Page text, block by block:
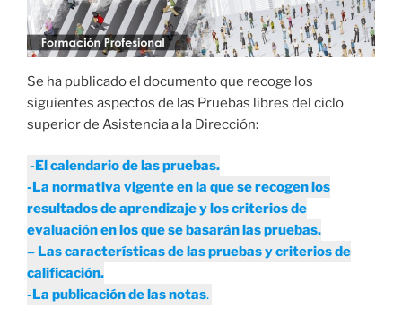
Se ha publicado el documento que recoge los
siguientes aspectos de las Pruebas libres del ciclo
superior de Asistencia a la Dirección:
-El calendario de las pruebas.
-La normativa vigente en la que se recogen los
resultados de aprendizaje y los criterios de
evaluación en los que se basarán las pruebas.
– Las características de las pruebas y criterios de
calificación.
-La publicación de las notas.